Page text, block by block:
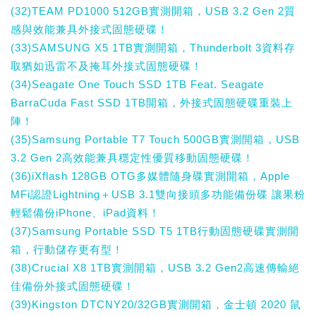
(32)TEAM PD1000 512GB實測開箱，USB 3.2 Gen 2質
感與效能兼具外接式固態硬碟！
(33)SAMSUNG X5 1TB實測開箱，Thunderbolt 3資料存
取猶如迅雷不及掩耳外接式固態硬碟！
(34)Seagate One Touch SSD 1TB Feat. Seagate
BarraCuda Fast SSD 1TB開箱，外接式固態硬碟重裝上
陣！
(35)Samsung Portable T7 Touch 500GB實測開箱，USB
3.2 Gen 2高效能兼具穩定性優質移動固態硬碟！
(36)iXflash 128GB OTG多媒體隨身碟實測開箱，Apple
MFi認證Lightning＋USB 3.1雙向接頭多功能備份碟 讓果粉
輕鬆備份iPhone、iPad資料！
(37)Samsung Portable SSD T5 1TB行動固態硬碟實測開
箱，行動儲存更有型！
(38)Crucial X8 1TB實測開箱，USB 3.2 Gen2高速傳輸絕
佳備份外接式固態硬碟！
(39)Kingston DTCNY20/32GB實測開箱，金士頓 2020 鼠